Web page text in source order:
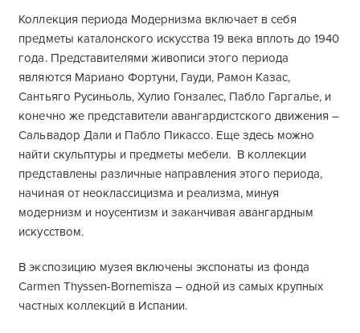
Коллекция периода Модернизма включает в себя
предметы каталонского искусства 19 века вплоть до 1940
года. Представителями живописи этого периода
являются Мариано Фортуни, Гауди, Рамон Казас,
Сантьяго Русиньоль, Хулио Гонзалес, Пабло Гаргалье, и
конечно же представители авангардистского движения –
Сальвадор Дали и Пабло Пикассо. Еще здесь можно
найти скульптуры и предметы мебели. В коллекции
представлены различные направления этого периода,
начиная от неоклассицизма и реализма, минуя
модернизм и ноусентизм и заканчивая авангардным
искусством.
В экспозицию музея включены экспонаты из фонда
Carmen Thyssen-Bornemisza – одной из самых крупных
частных коллекций в Испании.